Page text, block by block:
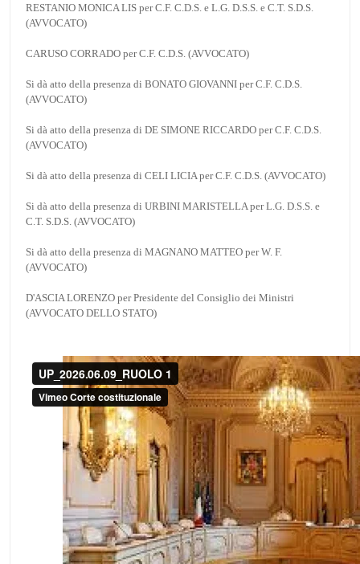
RESTANIO MONICA LIS per C.F. C.D.S. e L.G. D.S.S. e C.T. S.D.S.
(AVVOCATO)
CARUSO CORRADO per C.F. C.D.S. (AVVOCATO)
Si dà atto della presenza di BONATO GIOVANNI per C.F. C.D.S.
(AVVOCATO)
Si dà atto della presenza di DE SIMONE RICCARDO per C.F. C.D.S.
(AVVOCATO)
Si dà atto della presenza di CELI LICIA per C.F. C.D.S. (AVVOCATO)
Si dà atto della presenza di URBINI MARISTELLA per L.G. D.S.S. e
C.T. S.D.S. (AVVOCATO)
Si dà atto della presenza di MAGNANO MATTEO per W. F.
(AVVOCATO)
D'ASCIA LORENZO per Presidente del Consiglio dei Ministri
(AVVOCATO DELLO STATO)